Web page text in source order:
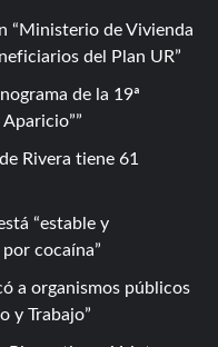
Ministerio de Vivienda
del Plan UR
de la 19ª
Rivera tiene 61
“estable y
cocaína
a organismos públicos
y Trabajo